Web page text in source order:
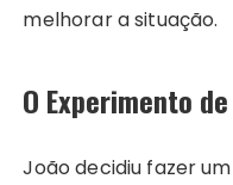
melhorar a situação.
O Experimento
João decidiu fazer